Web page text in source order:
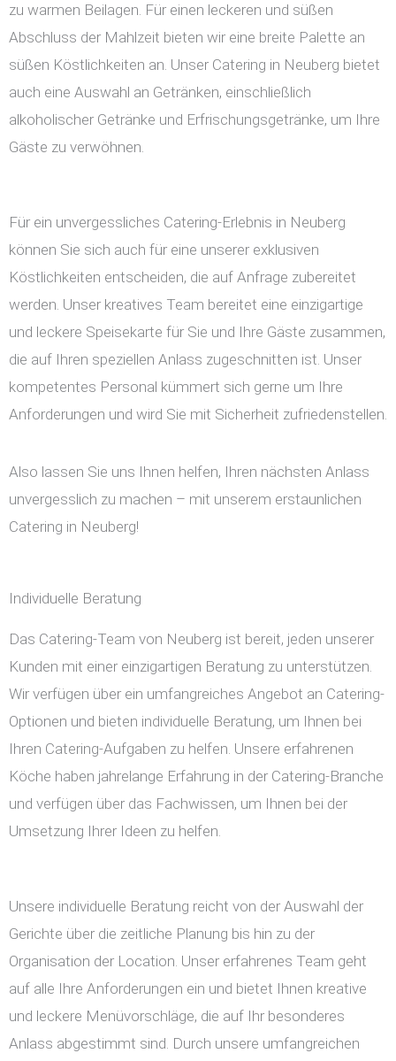
zu warmen Beilagen. Für einen leckeren und süßen
Abschluss der Mahlzeit bieten wir eine breite Palette an
süßen Köstlichkeiten an. Unser Catering in Neuberg bietet
auch eine Auswahl an Getränken, einschließlich
alkoholischer Getränke und Erfrischungsgetränke, um Ihre
Gäste zu verwöhnen.
Für ein unvergessliches Catering-Erlebnis in Neuberg
können Sie sich auch für eine unserer exklusiven
Köstlichkeiten entscheiden, die auf Anfrage zubereitet
werden. Unser kreatives Team bereitet eine einzigartige
und leckere Speisekarte für Sie und Ihre Gäste zusammen,
die auf Ihren speziellen Anlass zugeschnitten ist. Unser
kompetentes Personal kümmert sich gerne um Ihre
Anforderungen und wird Sie mit Sicherheit zufriedenstellen.
Also lassen Sie uns Ihnen helfen, Ihren nächsten Anlass
unvergesslich zu machen – mit unserem erstaunlichen
Catering in Neuberg!
Individuelle Beratung
Das Catering-Team von Neuberg ist bereit, jeden unserer
Kunden mit einer einzigartigen Beratung zu unterstützen.
Wir verfügen über ein umfangreiches Angebot an Catering-
Optionen und bieten individuelle Beratung, um Ihnen bei
Ihren Catering-Aufgaben zu helfen. Unsere erfahrenen
Köche haben jahrelange Erfahrung in der Catering-Branche
und verfügen über das Fachwissen, um Ihnen bei der
Umsetzung Ihrer Ideen zu helfen.
Unsere individuelle Beratung reicht von der Auswahl der
Gerichte über die zeitliche Planung bis hin zu der
Organisation der Location. Unser erfahrenes Team geht
auf alle Ihre Anforderungen ein und bietet Ihnen kreative
und leckere Menüvorschläge, die auf Ihr besonderes
Anlass abgestimmt sind. Durch unsere umfangreichen